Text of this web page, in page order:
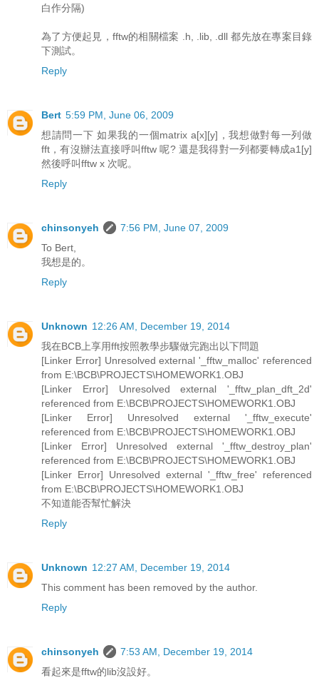
白作分隔)
為了方便起見，fftw的相關檔案 .h, .lib, .dll 都先放在專案目錄
下測試。
Reply
Bert 5:59 PM, June 06, 2009
想請問一下 如果我的一個matrix a[x][y]，我想做對每一列做
fft，有沒辦法直接呼叫fftw 呢? 還是我得對一列都要轉成a1[y]
然後呼叫fftw x 次呢。
Reply
chinsonyeh
7:56 PM, June 07, 2009
To Bert,
我想是的。
Reply
Unknown 12:26 AM, December 19, 2014
我在BCB上享用fft按照教學步驟做完跑出以下問題
[Linker Error] Unresolved external '_fftw_malloc' referenced
from E:\BCB\PROJECTS\HOMEWORK1.OBJ
[Linker Error] Unresolved external '_fftw_plan_dft_2d'
referenced from E:\BCB\PROJECTS\HOMEWORK1.OBJ
[Linker Error] Unresolved external '_fftw_execute'
referenced from E:\BCB\PROJECTS\HOMEWORK1.OBJ
[Linker Error] Unresolved external '_fftw_destroy_plan'
referenced from E:\BCB\PROJECTS\HOMEWORK1.OBJ
[Linker Error] Unresolved external '_fftw_free' referenced
from E:\BCB\PROJECTS\HOMEWORK1.OBJ
不知道能否幫忙解決
Reply
Unknown 12:27 AM, December 19, 2014
This comment has been removed by the author.
Reply
chinsonyeh
7:53 AM, December 19, 2014
看起來是fftw的lib沒設好。